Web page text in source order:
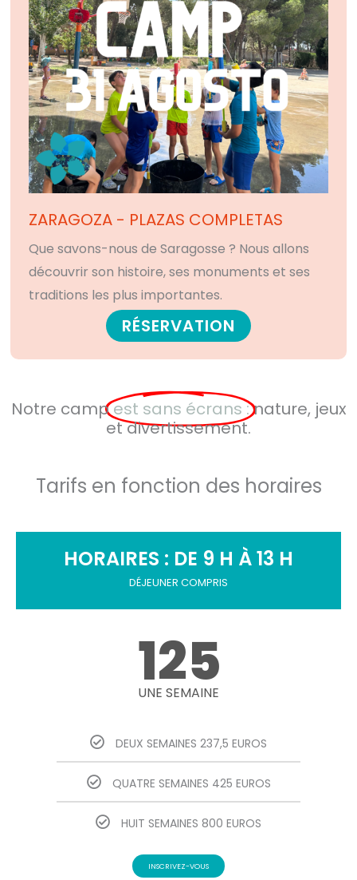
ZARAGOZA - PLAZAS COMPLETAS
Que savons-nous de Saragosse ? Nous allons
découvrir son histoire, ses monuments et ses
traditions les plus importantes.
RÉSERVATION
Notre campest sans écrans :nature, jeux
et divertissement.
Tarifs en fonction des horaires
HORAIRES : DE 9 H À 13 H
DÉJEUNER COMPRIS
125
UNE SEMAINE
DEUX SEMAINES 237,5 EUROS
QUATRE SEMAINES 425 EUROS
HUIT SEMAINES 800 EUROS
INSCRIVEZ-VOUS